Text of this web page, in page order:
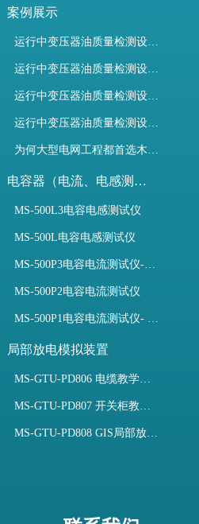
案例展示
运行中变压器油质量检测设备有哪些优势？
运行中变压器油质量检测设备如何维护？
运行中变压器油质量检测设备包括哪些？
运行中变压器油质量检测设备如何选型？
为何大型电网工程都首选木森电气成套电力测试设备？
电容器（电流、电感测试）
MS-500L3电容电感测试仪
MS-500L电容电感测试仪
MS-500P3电容电流测试仪-3PT、两种4PT、1PT连接方式
MS-500P2电容电流测试仪
MS-500P1电容电流测试仪- 支持3PT、4PT、1PT
局部放电模拟装置
MS-GTU-PD806 电缆教学用局部放电模拟装置
MS-GTU-PD807 开关柜教学用局部放电模拟装置
MS-GTU-PD808 GIS局部放电模拟系统